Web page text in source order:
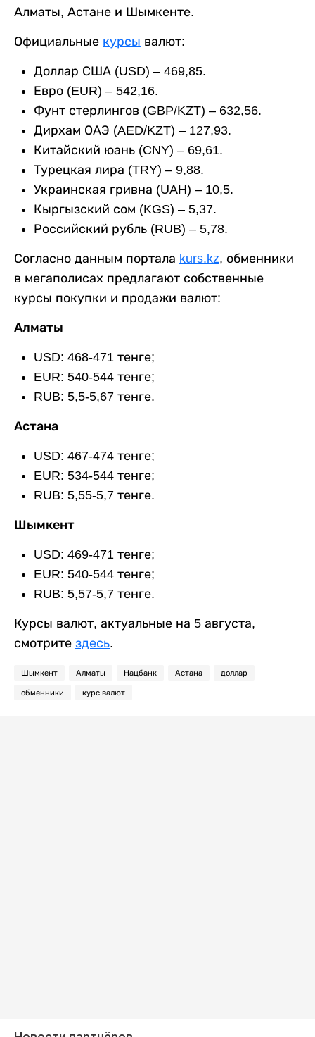
Алматы, Астане и Шымкенте.
Официальные курсы валют:
Доллар США (USD) – 469,85.
Евро (EUR) – 542,16.
Фунт стерлингов (GBP/KZT) – 632,56.
Дирхам ОАЭ (AED/KZT) – 127,93.
Китайский юань (CNY) – 69,61.
Турецкая лира (TRY) – 9,88.
Украинская гривна (UAH) – 10,5.
Кыргызский сом (KGS) – 5,37.
Российский рубль (RUB) – 5,78.
Согласно данным портала kurs.kz, обменники
в мегаполисах предлагают собственные
курсы покупки и продажи валют:
Алматы
USD: 468-471 тенге;
EUR: 540-544 тенге;
RUB: 5,5-5,67 тенге.
Астана
USD: 467-474 тенге;
EUR: 534-544 тенге;
RUB: 5,55-5,7 тенге.
Шымкент
USD: 469-471 тенге;
EUR: 540-544 тенге;
RUB: 5,57-5,7 тенге.
Курсы валют, актуальные на 5 августа,
смотрите здесь.
Шымкент Алматы Нацбанк Астана доллар
обменники курс валют